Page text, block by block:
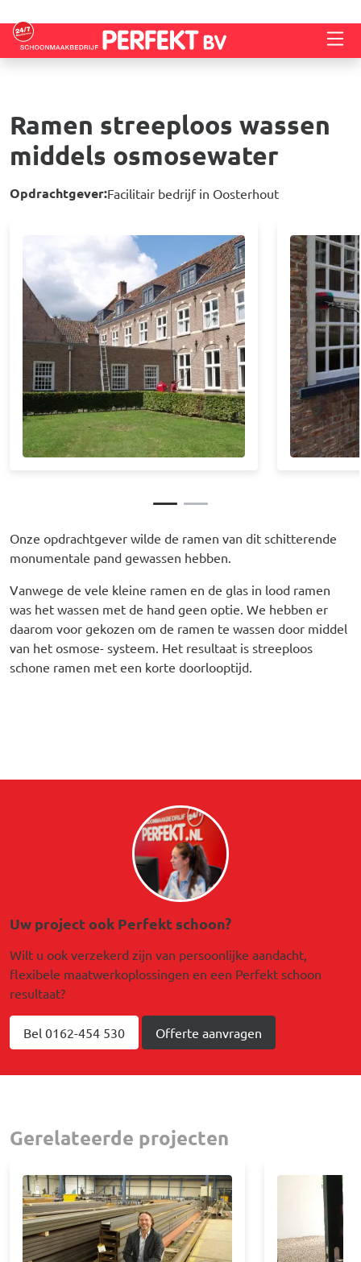
Ramen streeploos wassen
middels osmosewater
Opdrachtgever:Facilitair bedrijf in Oosterhout
Afbeelding
Onze opdrachtgever wilde de ramen van dit schitterende
monumentale pand gewassen hebben.
Vanwege de vele kleine ramen en de glas in lood ramen
was het wassen met de hand geen optie. We hebben er
daarom voor gekozen om de ramen te wassen door middel
van het osmose- systeem. Het resultaat is streeploos
schone ramen met een korte doorlooptijd.
Afbeelding
Uw project ook Perfekt schoon?
Wilt u ook verzekerd zijn van persoonlijke aandacht,
flexibele maatwerkoplossingen en een Perfekt schoon
resultaat?
Bel 0162-454 530 Offerte aanvragen
Gerelateerde projecten
Afbeelding Afbeelding